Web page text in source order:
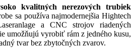
kvalitných nerezových trubiek
sa používa najmodernejšia Hightech
a CNC strojov riadených
umožňujú vyrobiť rám z jedného kusu,
tvar bez zbytočných zvarov.